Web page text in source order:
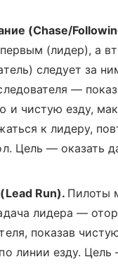
(Chase/
(лидер), а
следует за
—
и чистую езду,
к лидеру,
Цель — оказать
Run). Пилоты
лидера —
показав
линии езду.